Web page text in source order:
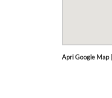
Apri Google Map|